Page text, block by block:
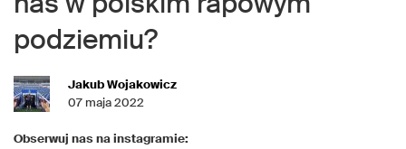
podziemiu?
Jakub Wojakowicz
07 maja 2022
Obserwuj nas na instagramie: